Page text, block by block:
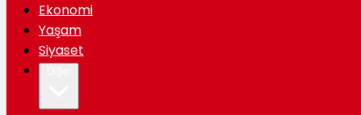
Ekonomi
Yaşam
Siyaset